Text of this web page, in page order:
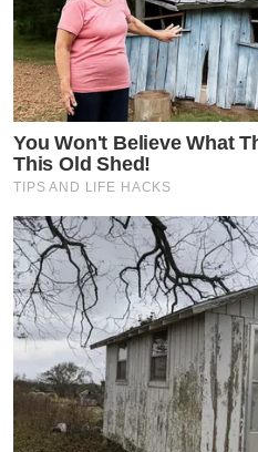
You Won't Believe What
This Old Shed!
TIPS AND LIFE HACKS